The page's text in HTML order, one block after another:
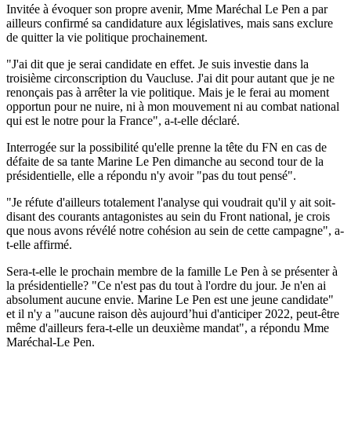
Invitée à évoquer son propre avenir, Mme Maréchal Le Pen a par
ailleurs confirmé sa candidature aux législatives, mais sans exclure
de quitter la vie politique prochainement.
"J'ai dit que je serai candidate en effet. Je suis investie dans la
troisième circonscription du Vaucluse. J'ai dit pour autant que je ne
renonçais pas à arrêter la vie politique. Mais je le ferai au moment
opportun pour ne nuire, ni à mon mouvement ni au combat national
qui est le notre pour la France", a-t-elle déclaré.
Interrogée sur la possibilité qu'elle prenne la tête du FN en cas de
défaite de sa tante Marine Le Pen dimanche au second tour de la
présidentielle, elle a répondu n'y avoir "pas du tout pensé".
"Je réfute d'ailleurs totalement l'analyse qui voudrait qu'il y ait soit-
disant des courants antagonistes au sein du Front national, je crois
que nous avons révélé notre cohésion au sein de cette campagne", a-
t-elle affirmé.
Sera-t-elle le prochain membre de la famille Le Pen à se présenter à
la présidentielle? "Ce n'est pas du tout à l'ordre du jour. Je n'en ai
absolument aucune envie. Marine Le Pen est une jeune candidate"
et il n'y a "aucune raison dès aujourd’hui d'anticiper 2022, peut-être
même d'ailleurs fera-t-elle un deuxième mandat", a répondu Mme
Maréchal-Le Pen.